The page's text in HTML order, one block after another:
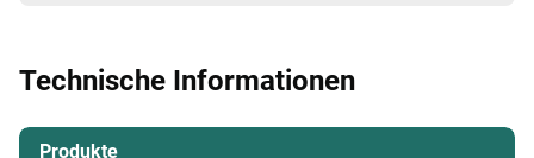
Technische Informationen
Produkte